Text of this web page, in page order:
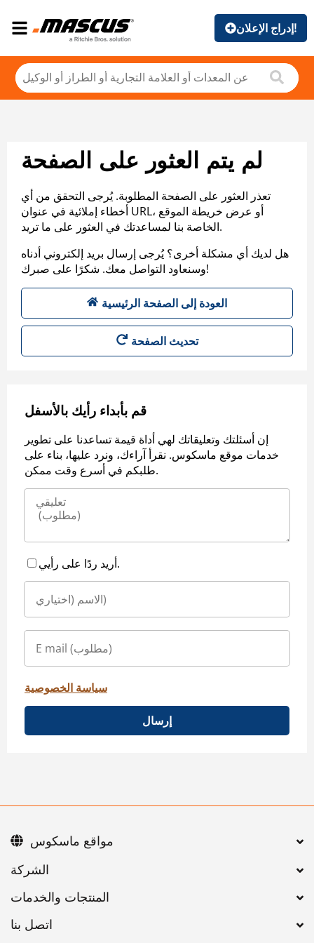
إدراج الإعلان!
لم يتم العثور على الصفحة
تعذر العثور على الصفحة المطلوبة. يُرجى التحقق من أي
أخطاء إملائية في عنوان URL، أو عرض خريطة الموقع
الخاصة بنا لمساعدتك في العثور على ما تريد.
هل لديك أي مشكلة أخرى؟ يُرجى إرسال بريد إلكتروني أدناه
وسنعاود التواصل معك. شكرًا على صبرك!
العودة إلى الصفحة الرئيسية
تحديث الصفحة
قم بأبداء رأيك بالأسفل
إن أسئلتك وتعليقاتك لهي أداة قيمة تساعدنا على تطوير
خدمات موقع ماسكوس. نقرأ آراءك، ونرد عليها، بناء على
طلبكم في أسرع وقت ممكن.
أريد ردًا على رأيي.
سياسة الخصوصية
إرسال
اتصل بنا
مواقع ماسكوس